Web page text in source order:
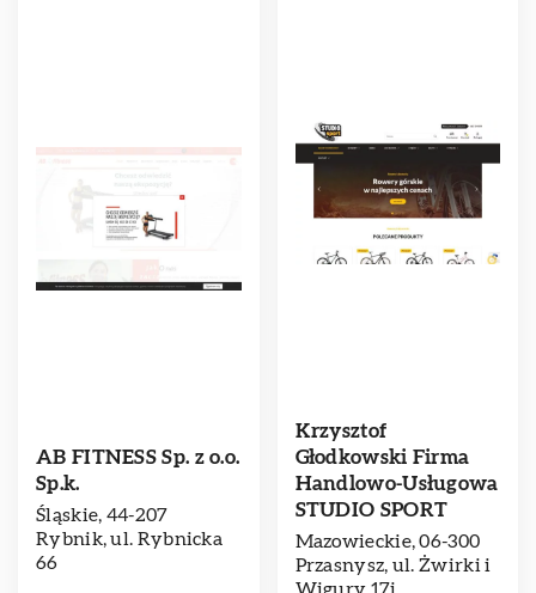
AB FITNESS Sp. z o.o.
Sp.k.
Śląskie, 44-207
Rybnik, ul. Rybnicka
66
Krzysztof
Głodkowski Firma
Handlowo-Usługowa
STUDIO SPORT
Mazowieckie, 06-300
Przasnysz, ul. Żwirki i